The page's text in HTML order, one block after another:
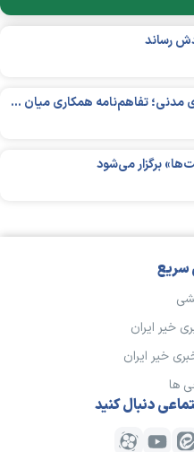
رساند
گامی دیگر برای پیوند دانشگاه و نهادهای مدنی؛ تفاهم‌نامه همکاری میان «شبکه ملی» و «دانشگاه هنر ایران» منعقد شد
برگزار می‌شود
خیر ایران
خیر ایران
ها
دنبال کنید